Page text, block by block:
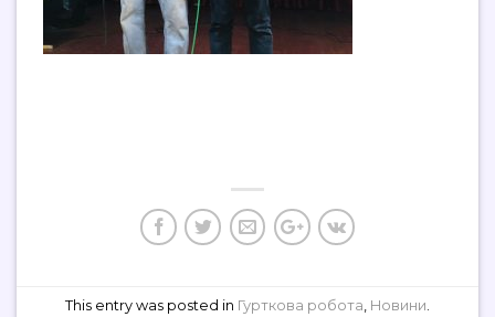
This entry was posted in Гурткова робота Новини